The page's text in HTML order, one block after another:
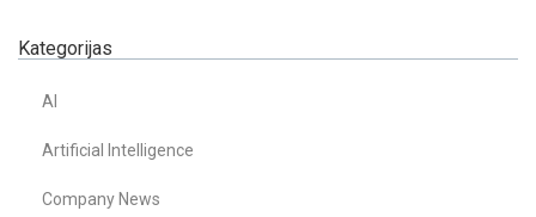
Kategorijas
AI
Artificial Intelligence
Company News